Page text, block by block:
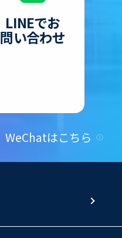
LINEでお
問い合わせ
WeChatはこちら